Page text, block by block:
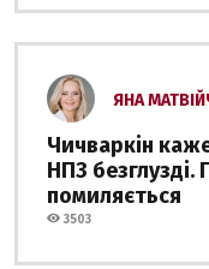
ЯНА
Чичваркін
НПЗ
помиляється
3503